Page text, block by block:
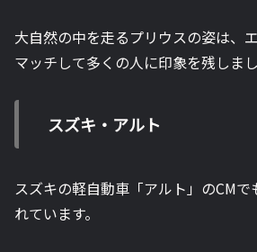
大自然の中を走るプリウスの姿は、
マッチして多くの人に印象を残しまし
スズキ・アルト
スズキの軽自動車「アルト」のCM
れています。